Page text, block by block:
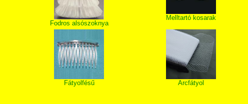
Fodros alsószoknya
Melltartó kosarak
Fátyolfésű Arcfátyol